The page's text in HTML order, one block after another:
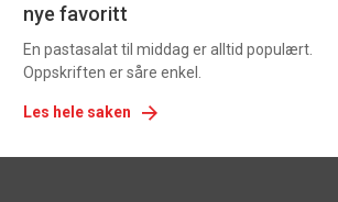
nye favoritt
En pastasalat til middag er alltid populært.
Oppskriften er såre enkel.
Les hele saken